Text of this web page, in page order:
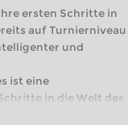
ersten Schritte in
auf Turnierniveau
und
ist eine
in die Welt des
spielen: Mit